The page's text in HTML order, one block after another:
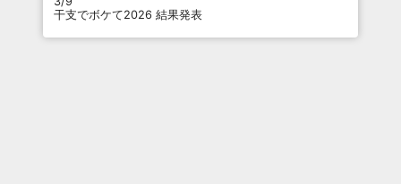
干支でボケて2026 結果発表